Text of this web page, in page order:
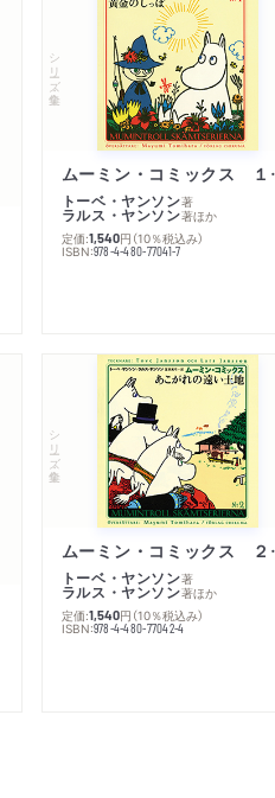
シリーズ・全集
ムー
トーベ・ヤンソン著
ラルス・ヤンソン著ほか
定価:1,540円 （10％税込み）
ISBN:978-4-480-77041-7
シリーズ・全集
ムーミ
トーベ・ヤンソン著
ラルス・ヤンソン著ほか
定価:1,540円 （10％税込み）
ISBN:978-4-480-77042-4